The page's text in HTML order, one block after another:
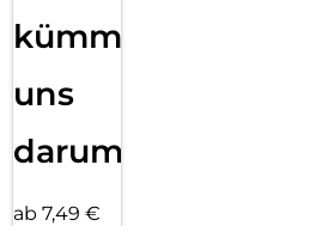
kümmern
uns
darum!
ab 7,49 €